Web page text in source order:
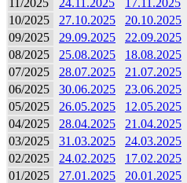
11/2025
24.11.2025 17.11.2025
10/2025
27.10.2025 20.10.2025
09/2025
29.09.2025 22.09.2025
08/2025
25.08.2025 18.08.2025
07/2025
28.07.2025 21.07.2025
06/2025
30.06.2025 23.06.2025
05/2025
26.05.2025 12.05.2025
04/2025
28.04.2025 21.04.2025
03/2025
31.03.2025 24.03.2025
02/2025
24.02.2025 17.02.2025
01/2025
27.01.2025 20.01.2025